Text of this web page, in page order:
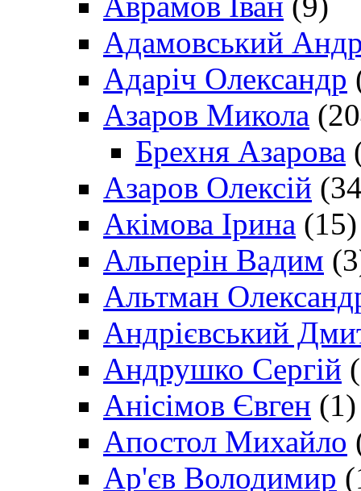
Адамовський
Адаріч Олександр
Азаров Микола
Брехня Азарова
Азаров Олексій
Акімова Ірина (15)
Альперін Вадим
Альтман
Андрієвський
Андрушко Сергій
Анісімов Євген (1)
Апостол Михайло
Ар'єв Володимир